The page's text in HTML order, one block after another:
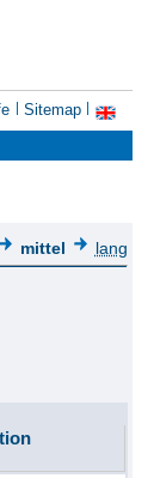
Sitemap
mittel lang